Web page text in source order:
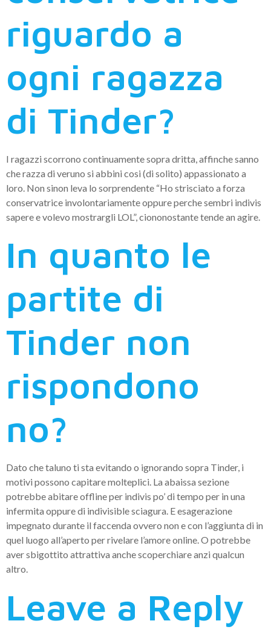
riguardo a
ogni ragazza
di Tinder?
I ragazzi scorrono continuamente sopra dritta, affinche sanno
che razza di veruno si abbini cosi (di solito) appassionato a
loro. Non sinon leva lo sorprendente “Ho strisciato a forza
conservatrice involontariamente oppure perche sembri indivis
sapere e volevo mostrargli LOL”, ciononostante tende an agire.
In quanto le
partite di
Tinder non
rispondono
no?
Dato che taluno ti sta evitando o ignorando sopra Tinder, i
motivi possono capitare molteplici. La abaissa sezione
potrebbe abitare offline per indivis po’ di tempo per in una
infermita oppure di indivisible sciagura. E esagerazione
impegnato durante il faccenda ovvero non e con l’aggiunta di in
quel luogo all’aperto per rivelare l’amore online. O potrebbe
aver sbigottito attrattiva anche scoperchiare anzi qualcun
altro.
Leave a Reply